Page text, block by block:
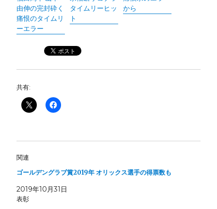
由伸の完封砕く
痛恨のタイムリ
ーエラー
タイムリーヒッ
ト
から
共有:
関連
ゴールデングラブ賞2019年 オリックス選手の得票数も
2019年10月31日
表彰